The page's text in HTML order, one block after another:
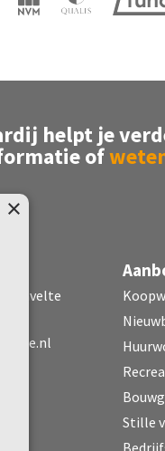
helpt je
of
Havelte
Stille
×